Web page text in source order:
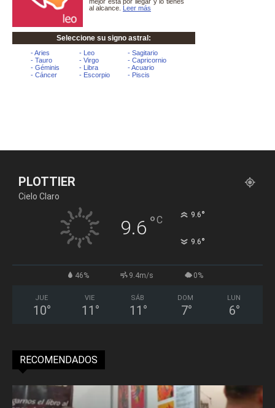
PLOTTIER
Cielo Claro
9.6 °C 9.6°
9.6°
46% 9.4m/s 0%
JUE
10°
VIE
11 °
SÁB
11 °
DOM
7°
LUN
6°
RECOMENDADOS